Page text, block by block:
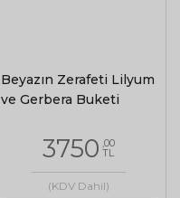
Beyazın Zerafeti Lilyum
ve Gerbera Buketi
3750 ,00
TL
(KDV Dahil)